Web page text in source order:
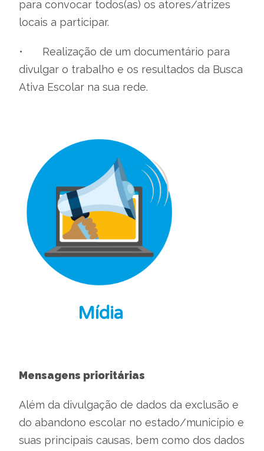
para convocar todos(as) os atores/atrizes
locais a participar.
•
Realização de um documentário para
divulgar o trabalho e os resultados da Busca
Ativa Escolar na sua rede.
Mídia
Mensagens prioritárias
Além da divulgação de dados da exclusão e
do abandono escolar no estado/município e
suas principais causas, bem como dos dados